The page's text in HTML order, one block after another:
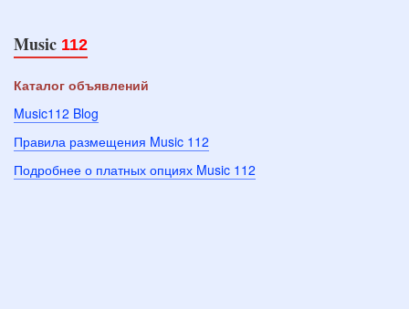
Music 112
Каталог объявлений
Music112 Blog
Правила размещения Music 112
Подробнее о платных опциях Music 112